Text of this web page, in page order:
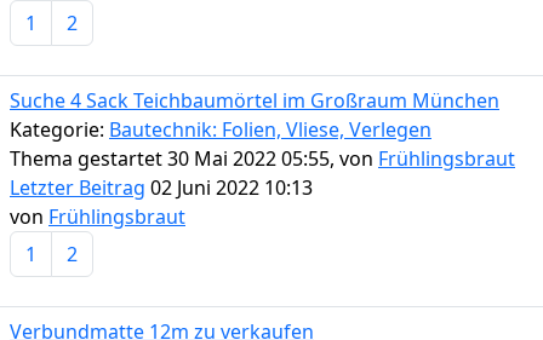
1
2
Suche 4 Sack Teichbaumörtel im Großraum München
Kategorie: Bautechnik: Folien, Vliese, Verlegen
Thema gestartet 30 Mai 2022 05:55, von Frühlingsbraut
Letzter Beitrag 02 Juni 2022 10:13
von Frühlingsbraut
1
2
Verbundmatte 12m zu verkaufen